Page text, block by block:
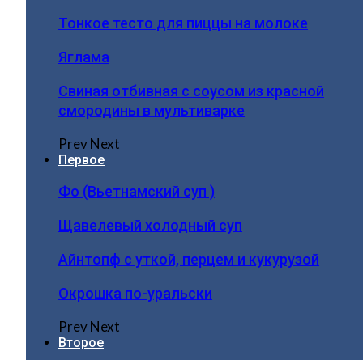
Тонкое тесто для пиццы на молоке
Яглама
Свиная отбивная с соусом из красной
смородины в мультиварке
PrevNext
Первое
Фо (Вьетнамский суп )
Щавелевый холодный суп
Айнтопф с уткой, перцем и кукурузой
Окрошка по-уральски
PrevNext
Второе